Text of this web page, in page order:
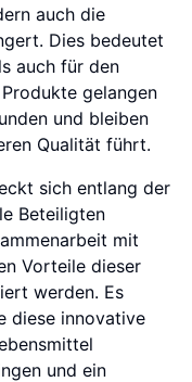
auch die
Dies bedeutet
auch für den
gelangen
und bleiben
Qualität führt.
sich entlang der
Beteiligten
mit
Vorteile dieser
werden. Es
diese innovative
und ein